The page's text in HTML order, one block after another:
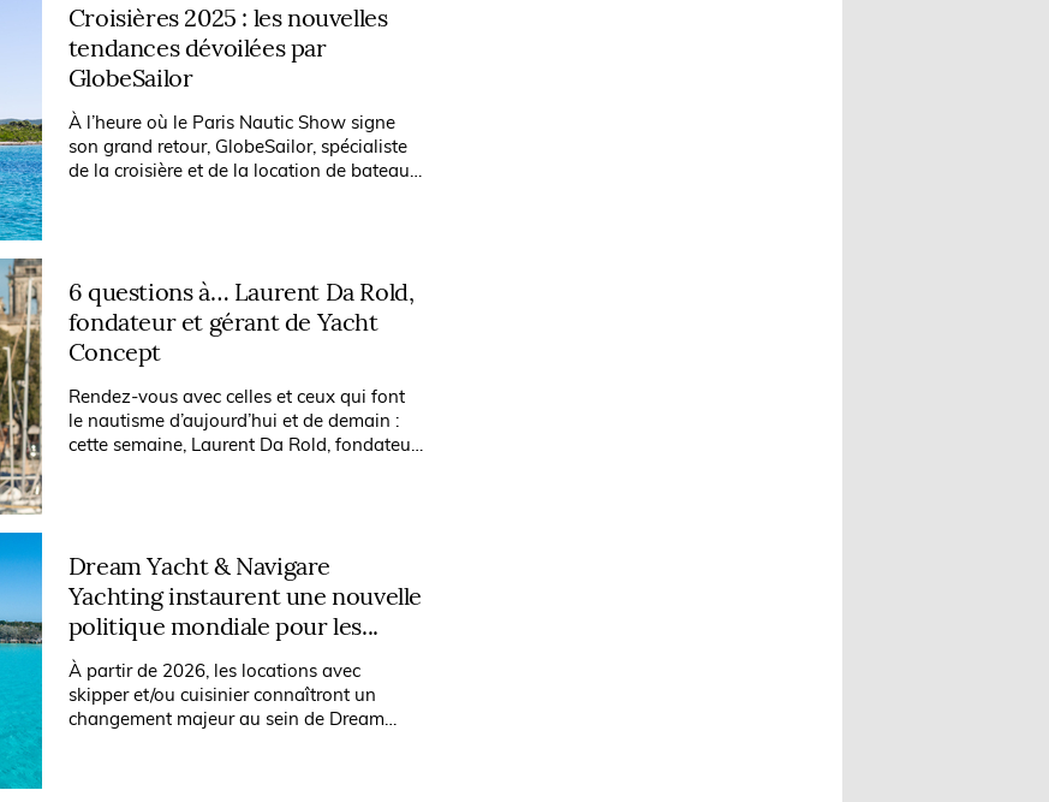
Croisières 2025 : les nouvelles
tendances dévoilées par
GlobeSailor
À l’heure où le Paris Nautic Show signe
son grand retour, GlobeSailor, spécialiste
de la croisière et de la location de bateaux
6 questions à… Laurent Da Rold,
fondateur et gérant de Yacht
Concept
Rendez-vous avec celles et ceux qui font
le nautisme d’aujourd’hui et de demain :
cette semaine, Laurent Da Rold, fondateur
Dream Yacht & Navigare
Yachting instaurent une nouvelle
politique mondiale pour les...
À partir de 2026, les locations avec
skipper et/ou cuisinier connaîtront un
changement majeur au sein de Dream